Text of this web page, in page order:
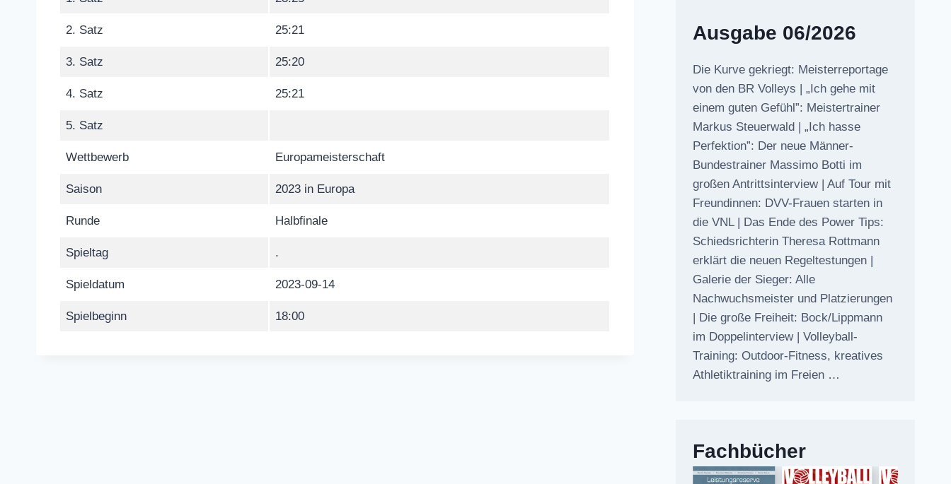
2. Satz 25:21
3. Satz 25:20
4. Satz 25:21
5. Satz
Wettbewerb Europameisterschaft
Saison 2023 in Europa
Runde Halbfinale
Spieltag .
Spieldatum 2023-09-14
Spielbeginn 18:00
Ausgabe 06/2026
Die Kurve gekriegt: Meisterreportage
von den BR Volleys | „Ich gehe mit
einem guten Gefühl”: Meistertrainer
Markus Steuerwald | „Ich hasse
Perfektion”: Der neue Männer-
Bundestrainer Massimo Botti im
großen Antrittsinterview | Auf Tour mit
Freundinnen: DVV-Frauen starten in
die VNL | Das Ende des Power Tips:
Schiedsrichterin Theresa Rottmann
erklärt die neuen Regeltestungen |
Galerie der Sieger: Alle
Nachwuchsmeister und Platzierungen
| Die große Freiheit: Bock/Lippmann
im Doppelinterview | Volleyball-
Training: Outdoor-Fitness, kreatives
Athletiktraining im Freien …
Fachbücher